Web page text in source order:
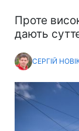
Проте
дають
СЕРГІЙ